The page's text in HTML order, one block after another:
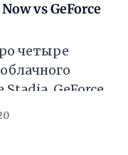
vs GeForce
четыре
GeForce
xCloud от